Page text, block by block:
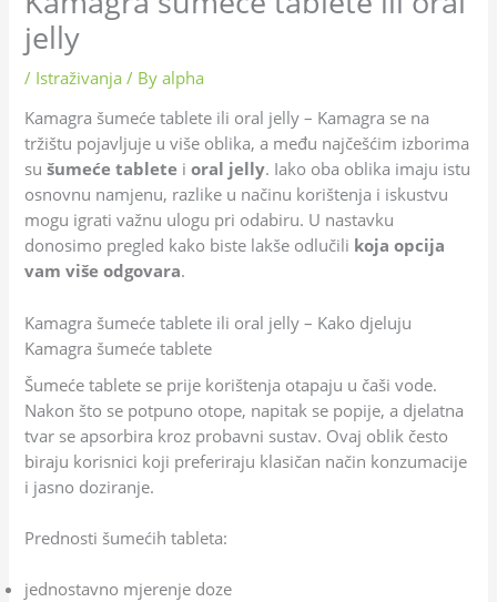
jelly
/ Istraživanja / Byalpha
Kamagra šumeće tablete ili oral jelly – Kamagra se na
tržištu pojavljuje u više oblika, a među najčešćim izborima
sušumeće tablete ioral jelly. Iako oba oblika imaju istu
osnovnu namjenu, razlike u načinu korištenja i iskustvu
mogu igrati važnu ulogu pri odabiru. U nastavku
donosimo pregled kako biste lakše odlučili koja opcija
vam više odgovara.
Kamagra šumeće tablete ili oral jelly – Kako djeluju
Kamagra šumeće tablete
Šumeće tablete se prije korištenja otapaju u čaši vode.
Nakon što se potpuno otope, napitak se popije, a djelatna
tvar se apsorbira kroz probavni sustav. Ovaj oblik često
biraju korisnici koji preferiraju klasičan način konzumacije
i jasno doziranje.
Prednosti šumećih tableta:
jednostavno mjerenje doze